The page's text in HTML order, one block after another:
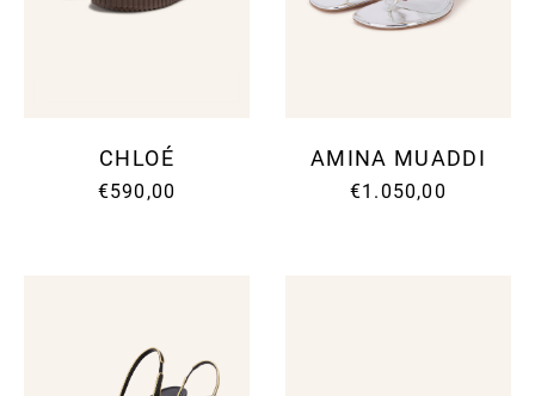
CHLOÉ
€590,00
AMINA MUADDI
€1.050,00